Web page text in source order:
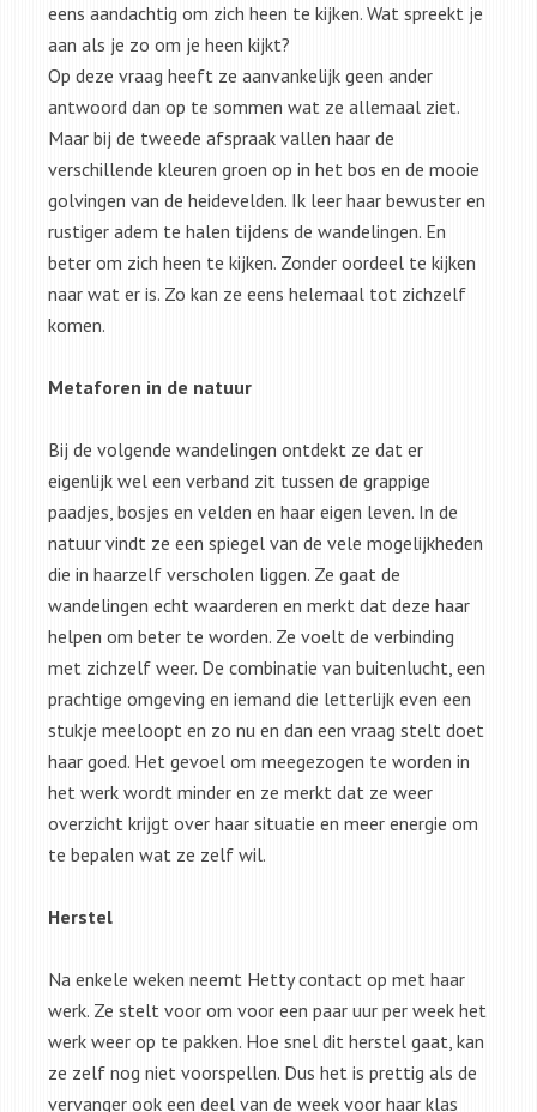
eens aandachtig om zich heen te kijken. Wat spreekt je
aan als je zo om je heen kijkt?
Op deze vraag heeft ze aanvankelijk geen ander
antwoord dan op te sommen wat ze allemaal ziet.
Maar bij de tweede afspraak vallen haar de
verschillende kleuren groen op in het bos en de mooie
golvingen van de heidevelden. Ik leer haar bewuster en
rustiger adem te halen tijdens de wandelingen. En
beter om zich heen te kijken. Zonder oordeel te kijken
naar wat er is. Zo kan ze eens helemaal tot zichzelf
komen.
Metaforen in de natuur
Bij de volgende wandelingen ontdekt ze dat er
eigenlijk wel een verband zit tussen de grappige
paadjes, bosjes en velden en haar eigen leven. In de
natuur vindt ze een spiegel van de vele mogelijkheden
die in haarzelf verscholen liggen. Ze gaat de
wandelingen echt waarderen en merkt dat deze haar
helpen om beter te worden. Ze voelt de verbinding
met zichzelf weer. De combinatie van buitenlucht, een
prachtige omgeving en iemand die letterlijk even een
stukje meeloopt en zo nu en dan een vraag stelt doet
haar goed. Het gevoel om meegezogen te worden in
het werk wordt minder en ze merkt dat ze weer
overzicht krijgt over haar situatie en meer energie om
te bepalen wat ze zelf wil.
Herstel
Na enkele weken neemt Hetty contact op met haar
werk. Ze stelt voor om voor een paar uur per week het
werk weer op te pakken. Hoe snel dit herstel gaat, kan
ze zelf nog niet voorspellen. Dus het is prettig als de
vervanger ook een deel van de week voor haar klas